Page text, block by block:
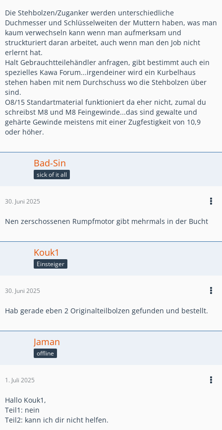
Die Stehbolzen/Zuganker werden unterschiedliche
Duchmesser und Schlüsselweiten der Muttern haben, was man
kaum verwechseln kann wenn man aufmerksam und
struckturiert daran arbeitet, auch wenn man den Job nicht
erlernt hat.
Halt Gebrauchtteilehändler anfragen, gibt bestimmt auch ein
spezielles Kawa Forum...irgendeiner wird ein Kurbelhaus
stehen haben mit nem Durchschuss wo die Stehbolzen über
sind.
O8/15 Standartmaterial funktioniert da eher nicht, zumal du
schreibst M8 und M8 Feingewinde...das sind gewalte und
gehärte Gewinde meistens mit einer Zugfestigkeit von 10,9
oder höher.
Bad-Sin
sick of it all
30. Juni 2025
Nen zerschossenen Rumpfmotor gibt mehrmals in der Bucht
Kouk1
Einsteiger
30. Juni 2025
Hab gerade eben 2 Originalteilbolzen gefunden und bestellt.
Jaman
offline
1. Juli 2025
Hallo Kouk1,
Teil1: nein
Teil2: kann ich dir nicht helfen.